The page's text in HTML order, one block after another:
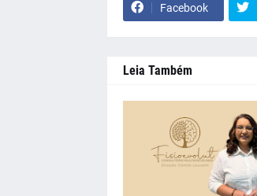
Facebook
Leia Também